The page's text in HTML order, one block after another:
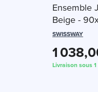
Ensemble
Beige -
SWISSWAY
1
Livraison sous